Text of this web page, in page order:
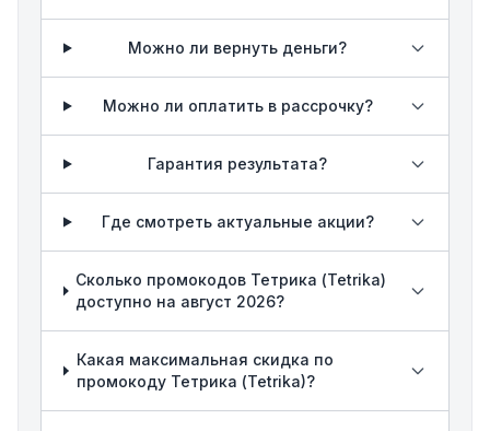
Можно ли вернуть деньги?
Можно ли оплатить в рассрочку?
Гарантия результата?
Где смотреть актуальные акции?
Сколько промокодов Тетрика (Tetrika)
доступно на август 2026?
Какая максимальная скидка по
промокоду Тетрика (Tetrika)?